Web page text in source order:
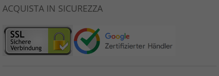
ACQUISTA IN SICUREZZA